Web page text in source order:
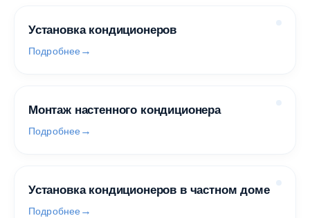
Установка кондиционеров
Подробнее
Монтаж настенного кондиционера
Подробнее
Установка кондиционеров в частном доме
Подробнее